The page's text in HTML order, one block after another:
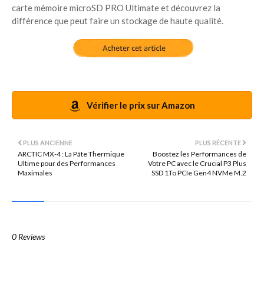
carte mémoire microSD PRO Ultimate et découvrez la
différence que peut faire un stockage de haute qualité.
Vérifier le prix sur Amazon
PLUS RÉCENTE
Boostez les Performances de
Votre PC avec le Crucial P3 Plus
SSD 1To PCIe Gen4 NVMe M.2
PLUS ANCIENNE
ARCTIC MX-4 : La Pâte Thermique
Ultime pour des Performances
Maximales
0 Reviews